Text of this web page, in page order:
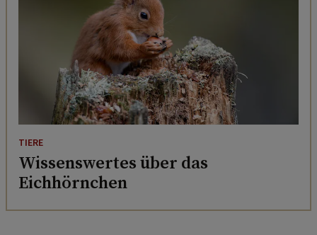
TIERE
Wissenswertes über das
Eichhörnchen